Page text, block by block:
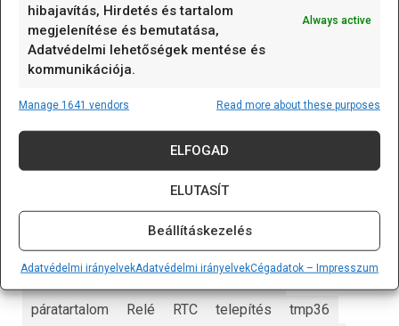
hibajavítás, Hirdetés és tartalom
megjelenítése és bemutatása,
Adatvédelmi lehetőségek mentése és
kommunikációja.
Always active
Manage 1641 vendors Read more about these purposes
ELFOGAD
ELUTASÍT
Beállításkezelés
Adatvédelmi irányelvekAdatvédelmi irányelvekCégadatok – Impresszum
CÍMKÉK
alappanel Arduino
Arduino nap
art AVR
darlington
dióda eeprom
egyszerű elektronika
ESP
Espressif Systems
ft232 fusebit
i2clcd
infravörös ISP JTAG kijelző
LCD
páratartalom
Relé RTC telepítés
tmp36